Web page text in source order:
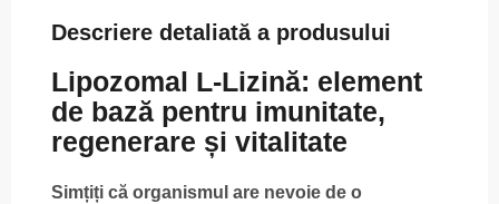
Descriere detaliată a produsului
Lipozomal L-Lizină: element
de bază pentru imunitate,
regenerare și vitalitate
Simțiți că organismul are nevoie de o